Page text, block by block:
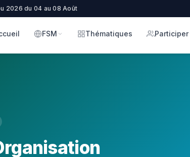
2026 du 04 au 08 Août
FSM Thématiques Participer